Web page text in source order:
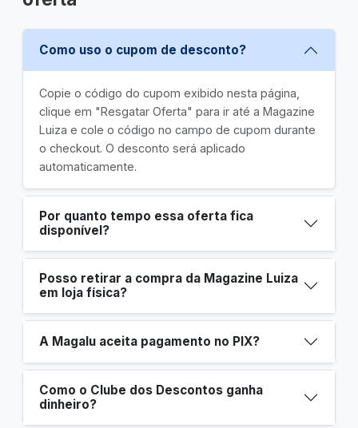
Como uso o cupom de desconto?
Copie o código do cupom exibido nesta página,
clique em "Resgatar Oferta" para ir até a Magazine
Luiza e cole o código no campo de cupom durante
o checkout. O desconto será aplicado
automaticamente.
Por quanto tempo essa oferta fica
disponível?
Posso retirar a compra da Magazine Luiza
em loja física?
A Magalu aceita pagamento no PIX?
Como o Clube dos Descontos ganha
dinheiro?